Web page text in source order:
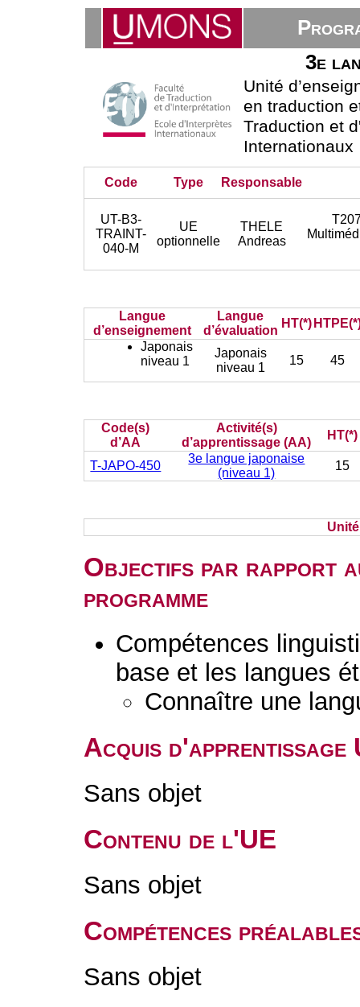
3e
Unité
en traduction
Traduction et
Internationaux
Code Type Responsable
UT-B3-
TRAINT-
040-M
UE
optionnelle
THELE
Andreas
Langue
d’enseignement
Langue
d’évaluation
HT(*)
Japonais
niveau 1
Japonais
niveau 1
15 45
Code(s)
d’AA
Activité(s)
d’apprentissage (AA)
HT(*)
T-JAPO-450
3e langue japonaise
(niveau 1)
15
Objectifs par rapport
programme
Compétences
base et les langues
Connaître une
Acquis d'apprentissage
Sans objet
Contenu de l'UE
Sans objet
Compétences
Sans objet